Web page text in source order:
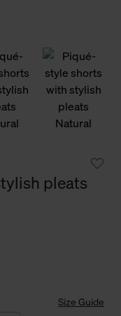
pleats
Size Guide